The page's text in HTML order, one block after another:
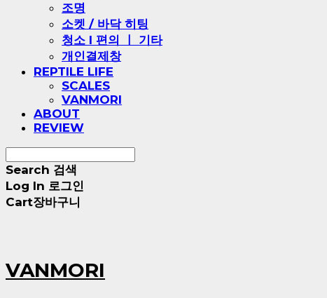
조명
소켓 / 바닥 히팅
청소 l 편의 ㅣ 기타
개인결제창
REPTILE LIFE
SCALES
VANMORI
ABOUT
REVIEW
Search 검색
Log In 로그인
Cart장바구니
VANMORI